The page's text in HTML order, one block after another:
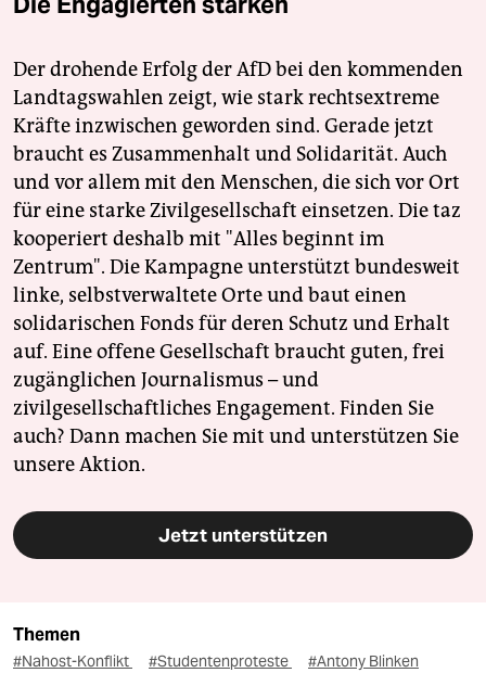
Der drohende Erfolg der AfD bei den kommenden
Landtagswahlen zeigt, wie stark rechtsextreme
Kräfte inzwischen geworden sind. Gerade jetzt
braucht es Zusammenhalt und Solidarität. Auch
und vor allem mit den Menschen, die sich vor Ort
für eine starke Zivilgesellschaft einsetzen. Die taz
kooperiert deshalb mit "Alles beginnt im
Zentrum". Die Kampagne unterstützt bundesweit
linke, selbstverwaltete Orte und baut einen
solidarischen Fonds für deren Schutz und Erhalt
auf. Eine offene Gesellschaft braucht guten, frei
zugänglichen Journalismus – und
zivilgesellschaftliches Engagement. Finden Sie
auch? Dann machen Sie mit und unterstützen Sie
unsere Aktion.
Jetzt unterstützen
Themen
#Nahost-Konflikt #Studentenproteste
#Antony Blinken